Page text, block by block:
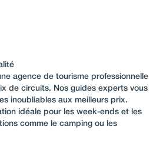
agence de tourisme professionnelle
de circuits. Nos guides experts vous
inoubliables aux meilleurs prix.
idéale pour les week-ends et les
comme le camping ou les